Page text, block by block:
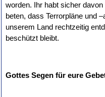
worden. Ihr habt sicher
beten, dass Terrorpläne und
unserem Land rechtzeitig
beschützt bleibt.
Gottes Segen für eure